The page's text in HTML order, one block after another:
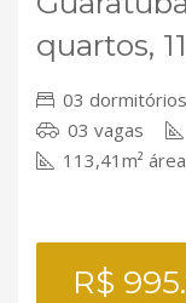
quartos,
03 dormitórios
03 vagas
113,41m²
R$